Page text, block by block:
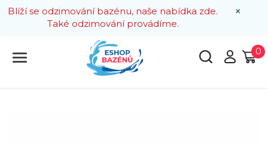
×
Blíží se odzimování bazénu, naše nabídka zde.
Také odzimování provádíme.
0